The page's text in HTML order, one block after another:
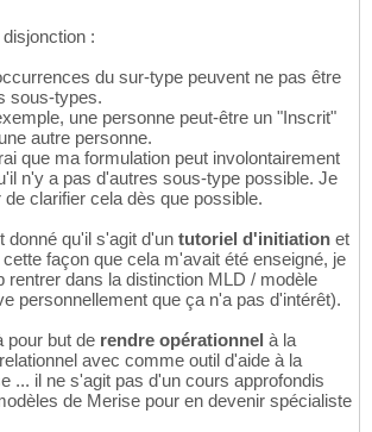
:
du sur-type peuvent ne pas être
sous-types.
une personne peut-être un "Inscrit"
autre personne.
que ma formulation peut involontairement
n'y a pas d'autres sous-type possible. Je
clarifier cela dès que possible.
donné qu'il s'agit d'un tutoriel d'initiation et
façon que cela m'avait été enseigné, je
rentrer dans la distinction MLD / modèle
personnellement que ça n'a pas d'intérêt).
pour but de rendre opérationnel à la
avec comme outil d'aide à la
... il ne s'agit pas d'un cours approfondis
de Merise pour en devenir spécialiste